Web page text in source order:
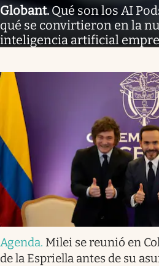
Globant.Qué son los AI
qué se convirtieron en la
inteligencia artificial
Agenda. Milei se reunió en
de la Espriella antes de su